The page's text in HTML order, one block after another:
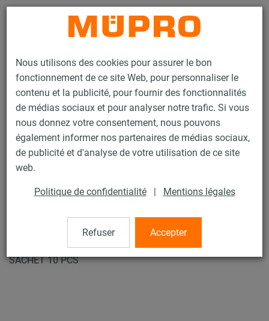
Nous utilisons des cookies pour assurer le bon
fonctionnement de ce site Web, pour personnaliser le
contenu et la publicité, pour fournir des fonctionnalités
de médias sociaux et pour analyser notre trafic. Si vous
nous donnez votre consentement, nous pouvons
également informer nos partenaires de médias sociaux,
de publicité et d'analyse de votre utilisation de ce site
web.
Politique de confidentialité | Mentions légales
Refuser Accepter
Contact
Produits Technique de fixation
Systèmes de suspension par câble
Loop-It
Loop-It
10 Mètres suspension standard embout boucle G 15 kg -
SACHET 10 PCS